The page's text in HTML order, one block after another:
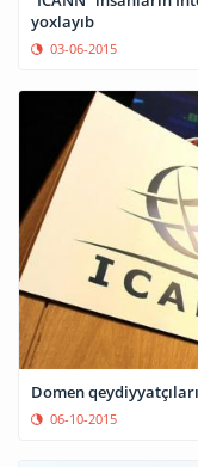
yoxlayıb
03-06-2015
Domen
06-10-2015